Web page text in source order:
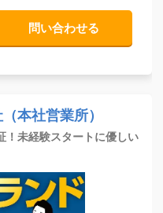
問い合わせる
本社営業所）
！未経験スタートに優しい